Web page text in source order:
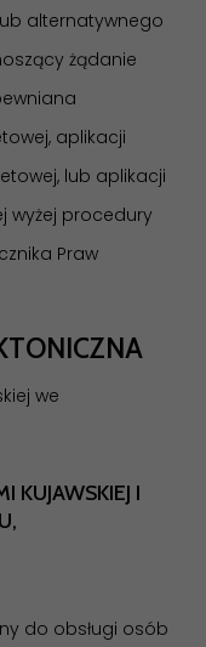
alternatywnego
żądanie
aplikacji
lub aplikacji
wyżej procedury
Praw
we
KUJAWSKIEJ I
do obsługi osób